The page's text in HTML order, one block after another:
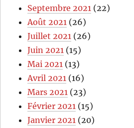
Septembre 2021 (22)
Août 2021 (26)
Juillet 2021 (26)
Juin 2021 (15)
Mai 2021 (13)
Avril 2021 (16)
Mars 2021 (23)
Février 2021 (15)
Janvier 2021 (20)